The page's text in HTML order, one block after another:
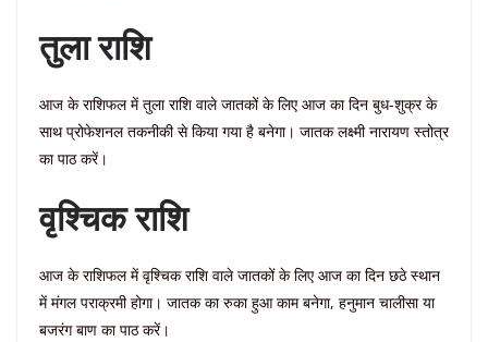
तुला राशि
आज के राशिफल में तुला राशि वाले जातकों के लिए आज का दिन बुध-शुक्र के
साथ प्रोफेशनल तकनीकी से किया गया है बनेगा। जातक लक्ष्मी नारायण स्तोत्र
का पाठ करें।
वृश्चिक राशि
आज के राशिफल में वृश्चिक राशि वाले जातकों के लिए आज का दिन छठे स्थान
में मंगल पराक्रमी होगा। जातक का रुका हुआ काम बनेगा, हनुमान चालीसा या
बजरंग बाण का पाठ करें।